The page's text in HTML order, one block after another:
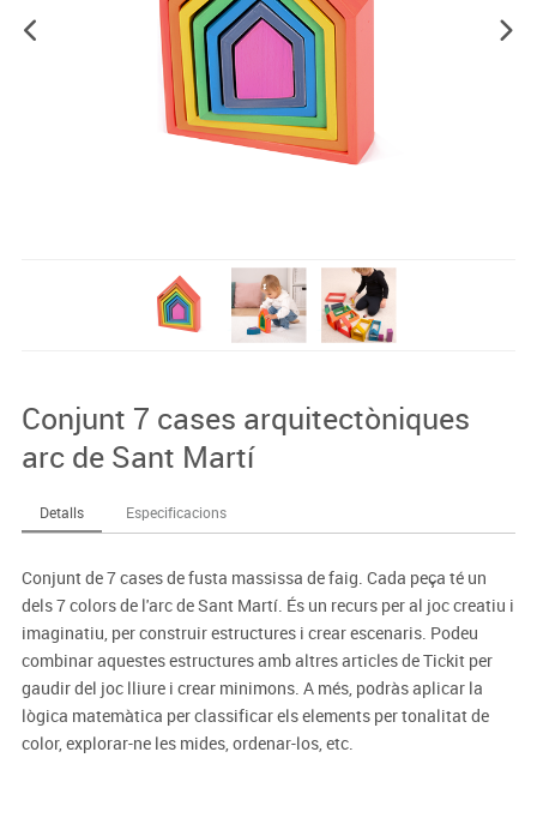
Conjunt 7 cases arquitectòniques
arc de Sant Martí
Detalls Especificacions
Conjunt de 7 cases de fusta massissa de faig. Cada peça té un
dels 7 colors de l'arc de Sant Martí. És un recurs per al joc creatiu i
imaginatiu, per construir estructures i crear escenaris. Podeu
combinar aquestes estructures amb altres articles de Tickit per
gaudir del joc lliure i crear minimons. A més, podràs aplicar la
lògica matemàtica per classificar els elements per tonalitat de
color, explorar-ne les mides, ordenar-los, etc.